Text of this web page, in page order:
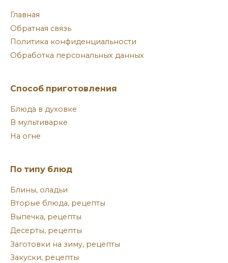
Главная
Обратная связь
Политика конфиденциальности
Обработка персональных данных
Способ приготовления
Блюда в духовке
В мультиварке
На огне
По типу блюд
Блины, оладьи
Вторые блюда, рецепты
Выпечка, рецепты
Десерты, рецепты
Заготовки на зиму, рецепты
Закуски, рецепты